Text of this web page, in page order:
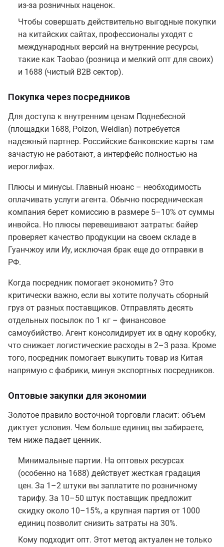
из-за розничных наценок.
Чтобы совершать действительно выгодные покупки
на китайских сайтах, профессионалы уходят с
международных версий на внутренние ресурсы,
такие как Taobao (розница и мелкий опт для своих)
и 1688 (чистый B2B сектор).
Покупка через посредников
Для доступа к внутренним ценам Поднебесной
(площадки 1688, Poizon, Weidian) потребуется
надежный партнер. Российские банковские карты там
зачастую не работают, а интерфейс полностью на
иероглифах.
Плюсы и минусы. Главный нюанс – необходимость
оплачивать услуги агента. Обычно посредническая
компания берет комиссию в размере 5–10% от суммы
инвойса. Но плюсы перевешивают затраты: байер
проверяет качество продукции на своем складе в
Гуанчжоу или Иу, исключая брак еще до отправки в
РФ.
Когда посредник помогает экономить? Это
критически важно, если вы хотите получать сборный
груз от разных поставщиков. Отправлять десять
отдельных посылок по 1 кг – финансовое
самоубийство. Агент консолидирует их в одну коробку,
что снижает логистические расходы в 2–3 раза. Кроме
того, посредник помогает выкупить товар из Китая
напрямую с фабрики, минуя экспортных посредников.
Оптовые закупки для экономии
Золотое правило восточной торговли гласит: объем
диктует условия. Чем больше единиц вы забираете,
тем ниже падает ценник.
Минимальные партии. На оптовых ресурсах
(особенно на 1688) действует жесткая градация
цен. За 1–2 штуки вы заплатите по розничному
тарифу. За 10–50 штук поставщик предложит
скидку около 10–15%, а крупная партия от 1000
единиц позволит снизить затраты на 30%.
Кому подходит опт. Этот метод актуален не только